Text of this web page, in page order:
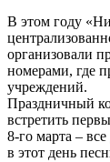
В этом году
организовали
номерами, где
учреждений.
Праздничный
встретить
8-го марта –
в этот день